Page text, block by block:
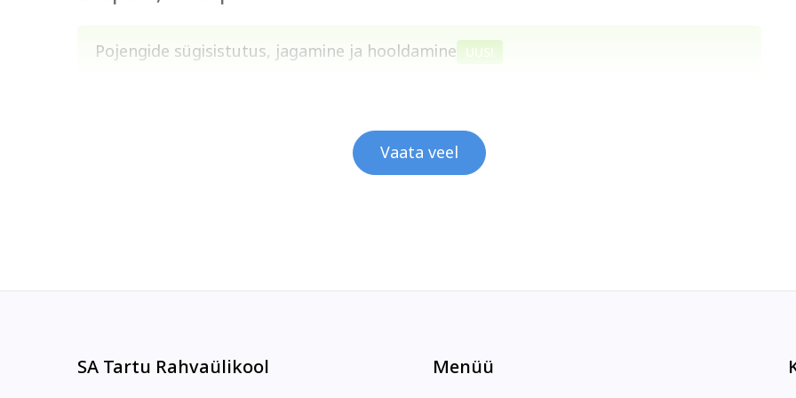
Pojengide sügisistutus, jagamine ja hooldamine UUS!
Vaata veel
SA Tartu Rahvaülikool Menüü